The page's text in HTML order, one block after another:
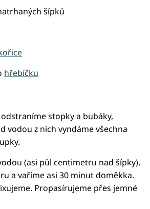
šípků
hřebíčku
stopky a bubáky,
vodou z nich vyndáme všechna
(asi půl centimetru nad šípky),
a vaříme asi 30 minut doměkka.
Propasírujeme přes jemné